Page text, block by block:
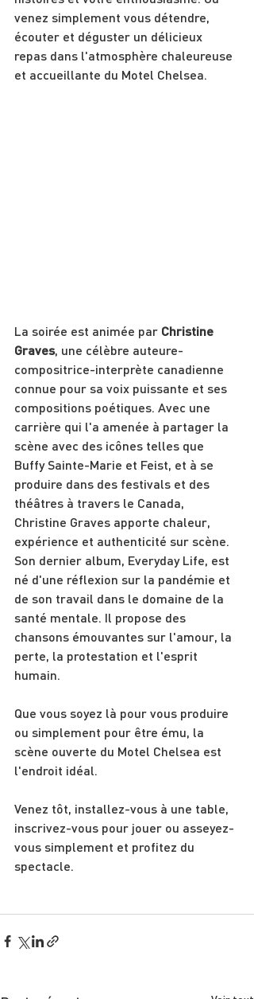
venez simplement vous détendre,
écouter et déguster un délicieux
repas dans l'atmosphère chaleureuse
et accueillante du Motel Chelsea.
La soirée est animée par Christine
Graves, une célèbre auteure-
compositrice-interprète canadienne
connue pour sa voix puissante et ses
compositions poétiques. Avec une
carrière qui l'a amenée à partager la
scène avec des icônes telles que
Buffy Sainte-Marie et Feist, et à se
produire dans des festivals et des
théâtres à travers le Canada,
Christine Graves apporte chaleur,
expérience et authenticité sur scène.
Son dernier album, Everyday Life, est
né d'une réflexion sur la pandémie et
de son travail dans le domaine de la
santé mentale. Il propose des
chansons émouvantes sur l'amour, la
perte, la protestation et l'esprit
humain.
Que vous soyez là pour vous produire
ou simplement pour être ému, la
scène ouverte du Motel Chelsea est
l'endroit idéal.
Venez tôt, installez-vous à une table,
inscrivez-vous pour jouer ou asseyez-
vous simplement et profitez du
spectacle.